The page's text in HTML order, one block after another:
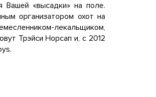
«высадки» на поле.
организатором охот на
лекальщиком,
Трэйси Норсап и, с 2012